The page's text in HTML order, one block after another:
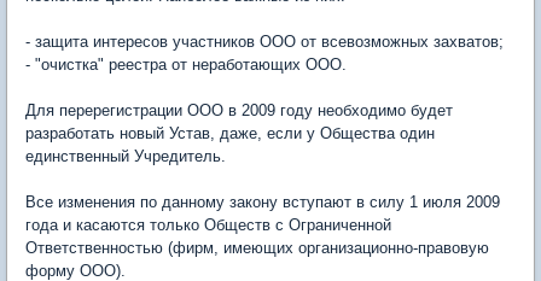
- защита интересов участников ООО от всевозможных захватов;
- "очистка" реестра от неработающих ООО.
Для перерегистрации ООО в 2009 году необходимо будет
разработать новый Устав, даже, если у Общества один
единственный Учредитель.
Все изменения по данному закону вступают в силу 1 июля 2009
года и касаются только Обществ с Ограниченной
Ответственностью (фирм, имеющих организационно-правовую
форму ООО).